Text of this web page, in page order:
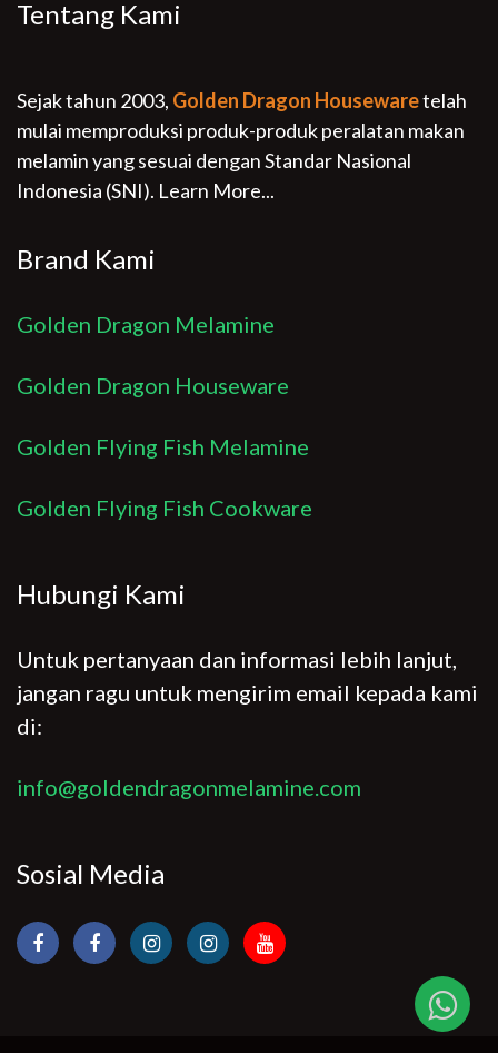
Tentang Kami
Sejak tahun 2003, Golden Dragon Housewaretelah
mulai memproduksi produk-produk peralatan makan
melamin yang sesuai dengan Standar Nasional
Indonesia (SNI). Learn More...
Brand Kami
Golden Dragon Melamine
Golden Dragon Houseware
Golden Flying Fish Melamine
Golden Flying Fish Cookware
Hubungi Kami
Untuk pertanyaan dan informasi lebih lanjut,
jangan ragu untuk mengirim email kepada kami
di:
info@goldendragonmelamine.com
Sosial Media